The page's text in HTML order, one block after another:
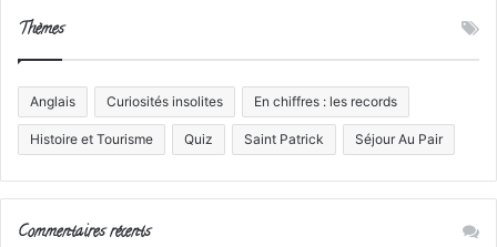
Thèmes
Anglais Curiosités insolites En chiffres : les records
Histoire et Tourisme Quiz Saint Patrick Séjour Au Pair
Commentaires récents